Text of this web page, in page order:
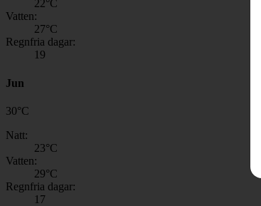
22°C
Vatten:
27°C
Regnfria dagar:
19
Jun
30°C
Natt:
23°C
Vatten:
29°C
Regnfria dagar:
17